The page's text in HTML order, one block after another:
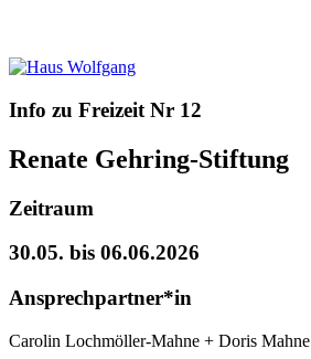
Info zu Freizeit Nr 12
Renate Gehring-Stiftung
Zeitraum
30.05. bis 06.06.2026
Ansprechpartner*in
Carolin Lochmöller-Mahne + Doris Mahne